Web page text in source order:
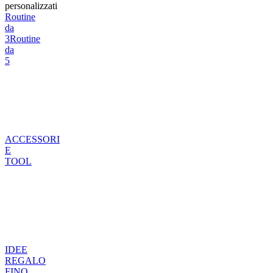
personalizzati
Routine
da
3Routine
da
5
ACCESSORI
E
TOOL
IDEE
REGALO